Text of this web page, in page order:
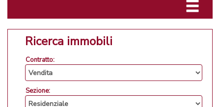
Ricerca immobili
Contratto:
Sezione: